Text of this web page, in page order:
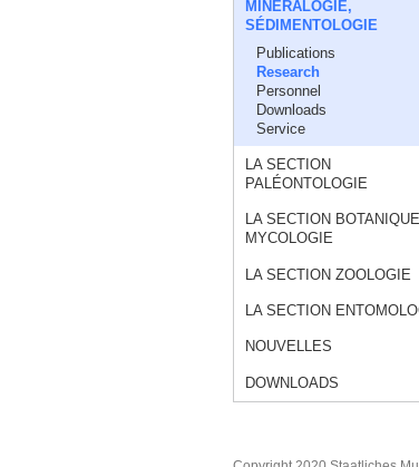
MINÉRALOGIE,
SÉDIMENTOLOGIE
Publications
Research
Personnel
Downloads
Service
LA SECTION
PALÉONTOLOGIE
LA SECTION
MYCOLOGIE
LA SECTION ZOOLOGIE
LA SECTION
NOUVELLES
DOWNLOADS